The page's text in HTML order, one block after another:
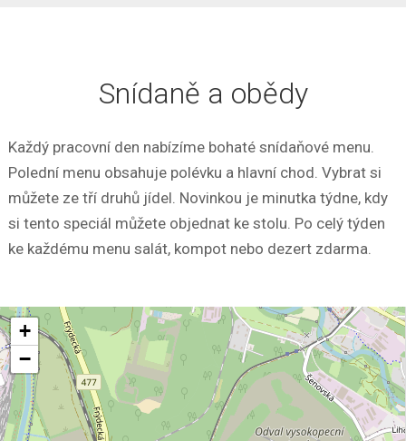
Snídaně a obědy
Každý pracovní den nabízíme bohaté snídaňové menu.
Polední menu obsahuje polévku a hlavní chod. Vybrat si
můžete ze tří druhů jídel. Novinkou je minutka týdne, kdy
si tento speciál můžete objednat ke stolu. Po celý týden
ke každému menu salát, kompot nebo dezert zdarma.
+
−